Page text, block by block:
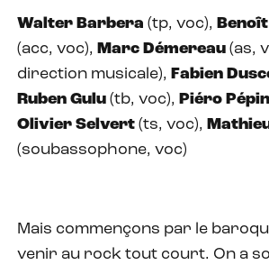
Walter Barbera (tp, voc),
(acc, voc), Marc Démereau (as,
direction musicale), Fabien
Ruben Gulu (tb, voc), Piéro Pépin
Olivier Selvert (ts, voc),
(soubassophone, voc)
Mais commençons par le
venir au rock tout court. On a